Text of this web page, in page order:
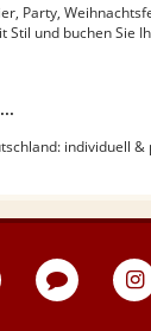
Party,
Stil und buchen Sie
individuell
eventpeppers
Blog